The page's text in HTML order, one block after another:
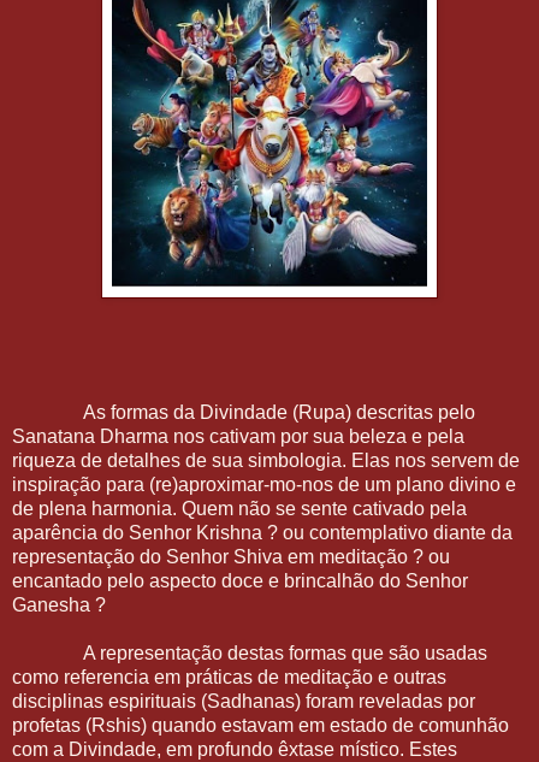
As formas da Divindade (Rupa) descritas pelo
Sanatana Dharma nos cativam por sua beleza e pela
riqueza de detalhes de sua simbologia. Elas nos servem de
inspiração para (re)aproximar-mo-nos de um plano divino e
de plena harmonia. Quem não se sente cativado pela
aparência do Senhor Krishna ? ou contemplativo diante da
representação do Senhor Shiva em meditação ? ou
encantado pelo aspecto doce e brincalhão do Senhor
Ganesha ?
A representação destas formas que são usadas
como referencia em práticas de meditação e outras
disciplinas espirituais (Sadhanas) foram reveladas por
profetas (Rshis) quando estavam em estado de comunhão
com a Divindade, em profundo êxtase místico. Estes